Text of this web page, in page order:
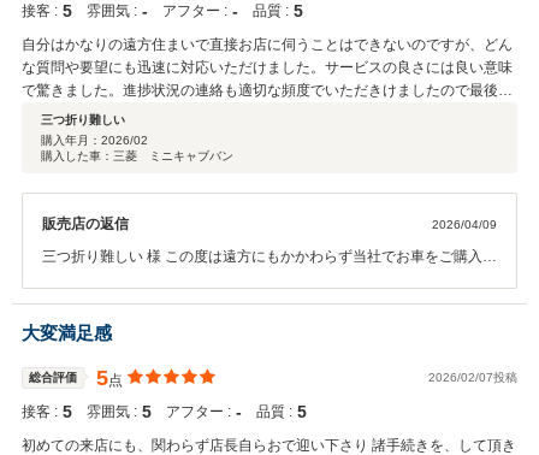
接客 : 5 雰囲気 : ‐ アフター : ‐ 品質 : 5
自分はかなりの遠方住まいで直接お店に伺うことはできないのですが、どん
な質問や要望にも迅速に対応いただけました。サービスの良さには良い意味
で驚きました。進捗状況の連絡も適切な頻度でいただきけましたので最後ま
で安心感もありました。担当の湯澤様、本当にお世話になりました。ありが
とうございました。
三つ折り難しい
購入年月： 2026/02
購入した車：三菱 ミニキャブバン
販売店の返信 2026/04/09
三つ折り難しい 様 この度は遠方にもかかわらず当社でお車をご購入い
みになって大変恐縮ですが、満足頂けて一安心です。 納期でお時間を
頂いてしまった点、大変申し訳ありませんでした。 遠方で私の方から
できることはないのかもしれませんが、お力添えできることは最大限
していきますので、遠慮なくご連絡ください。 普通車の取り扱いもご
ざいます。またお見積りだけでもお声掛けください。 今後ともよろし
くお願いいたします。
大変満足感
総合評価 5点 2026/02/07投稿
接客 : 5 雰囲気 : 5 アフター : ‐ 品質 : 5
初めての来店にも、関わらず店長自らおで迎い下さり 諸手続きを、して頂き